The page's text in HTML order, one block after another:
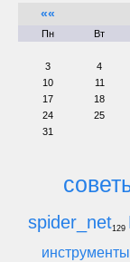
««
Пн Вт
3
4
10
11
17
18
24
25
31
spider_net129
инструменты